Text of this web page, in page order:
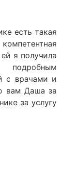
есть такая
я получила
с врачами и
вам Даша за
за услугу